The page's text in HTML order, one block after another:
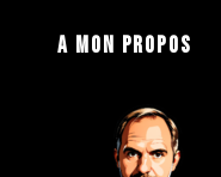
A mon propos